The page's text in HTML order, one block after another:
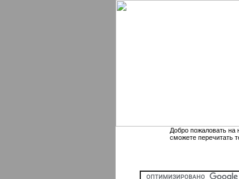
Добро пожаловать на
сможете перечитать